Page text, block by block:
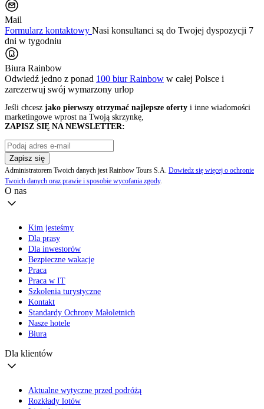
Mail
Formularz kontaktowy Nasi konsultanci są do Twojej dyspozycji 7
dni w tygodniu
Biura Rainbow
Odwiedź jedno z ponad 100 biur Rainbow w całej Polsce i
zarezerwuj swój wymarzony urlop
Jeśli chcesz jako pierwszy otrzymać najlepsze oferty i inne wiadomości
marketingowe wprost na Twoją skrzynkę,
ZAPISZ SIĘ NA NEWSLETTER:
Zapisz się
Administratorem Twoich danych jest Rainbow Tours S.A. Dowiedz się więcej o ochronie
Twoich danych oraz prawie i sposobie wycofania zgody.
O nas
Kim jesteśmy
Dla prasy
Dla inwestorów
Bezpieczne wakacje
Praca
Praca w IT
Szkolenia turystyczne
Kontakt
Standardy Ochrony Małoletnich
Nasze hotele
Biura
Dla klientów
Aktualne wytyczne przed podróżą
Rozkłady lotów